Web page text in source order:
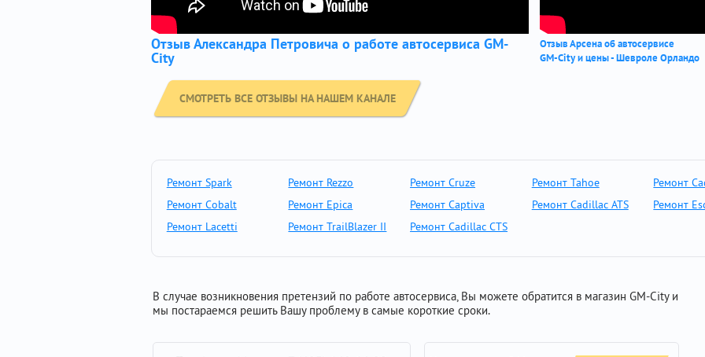
Отзыв Александра Петровича о работе автосервиса GM-
City
Отзыв Арсена об автосервисе
GM-City и цены - Шевроле Орландо
СМОТРЕТЬ ВСЕ ОТЗЫВЫ НА НАШЕМ КАНАЛЕ
Ремонт Spark Ремонт Rezzo Ремонт Cruze Ремонт Tahoe Ремонт
Ремонт Cobalt
Ремонт Epica Ремонт Captiva Ремонт Cadillac ATS Ремонт
Ремонт Lacetti
Ремонт TrailBlazer II Ремонт Cadillac CTS
В случае возникновения претензий по работе автосервиса, Вы можете обратится в магазин GM-City и
мы постараемся решить Вашу проблему в самые короткие сроки.